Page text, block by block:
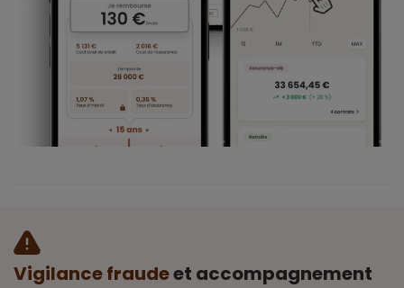
Vigilance fraudeet accompagnement